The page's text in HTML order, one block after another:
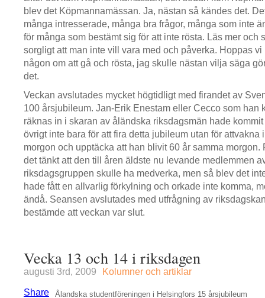
blev det Köpmannamässan. Ja, nästan så kändes det.
många intresserade, många bra frågor, många som inte
för många som bestämt sig för att inte rösta. Läs mer och
sorgligt att man inte vill vara med och påverka. Hoppas
någon om att gå och rösta, jag skulle nästan vilja säga
det.
Veckan avslutades mycket högtidligt med firandet av
100 årsjubileum. Jan-Erik Enestam eller Cecco som han
räknas in i skaran av åländska riksdagsmän hade
övrigt inte bara för att fira detta jubileum utan för attvakna
morgon och upptäcka att han blivit 60 år samma morgon.
det tänkt att den till åren äldste nu levande medlemmen
riksdagsgruppen skulle ha medverka, men så blev det
hade fått en allvarlig förkylning och orkade inte komma,
ändå. Seansen avslutades med utfrågning av
bestämde att veckan var slut.
Vecka 13 och 14 i riksdagen
augusti 3rd, 2009 Kolumner och artiklar
Share Ålandska studentföreningen i Helsingfors 15 årsjubileum